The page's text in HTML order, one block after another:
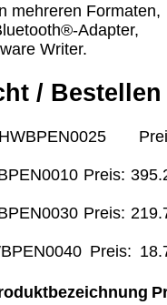
mehreren Formaten,
Adapter,
Writer.
/ Bestellen
Preis:
Preis:
Preis: